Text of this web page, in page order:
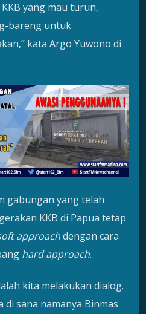
yang mau turun,
bareng untuk
kata Argo Yuwono di
gabungan yang telah
KKB di Papua tetap
approachdengan cara
hard approach.
kita melakukan dialog.
di sana namanya Binmas